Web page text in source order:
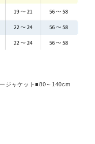
ジャケット■80～140cm